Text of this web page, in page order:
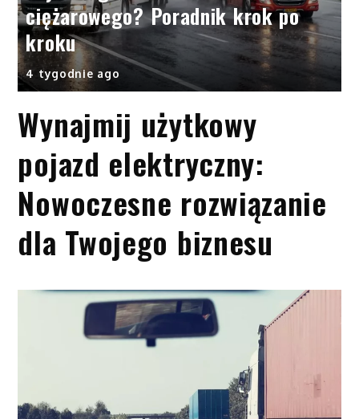
ciężarowego? Poradnik krok po
kroku
4 tygodnie ago
Wynajmij użytkowy
pojazd elektryczny:
Nowoczesne rozwiązanie
dla Twojego biznesu